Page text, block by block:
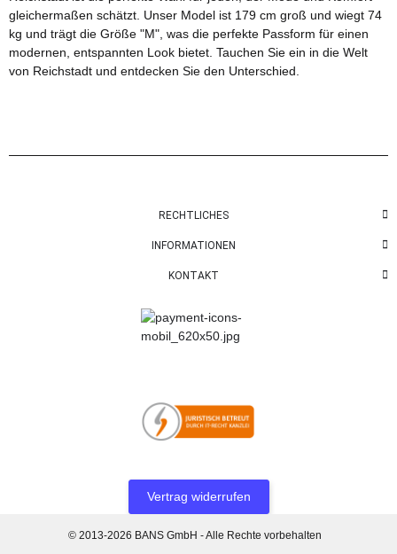
gleichermaßen schätzt. Unser Model ist 179 cm groß und wiegt 74
kg und trägt die Größe "M", was die perfekte Passform für einen
modernen, entspannten Look bietet. Tauchen Sie ein in die Welt
von Reichstadt und entdecken Sie den Unterschied.
RECHTLICHES
INFORMATIONEN
KONTAKT
Vertrag widerrufen
© 2013-2026 BANS GmbH - Alle Rechte vorbehalten